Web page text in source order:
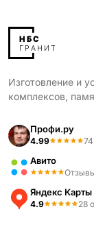
Изготовление и
комплексов,
Профи.ру
4.99
Авито
Яндекс Карты
4.9 28